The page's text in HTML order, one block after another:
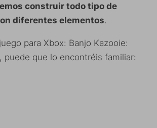
construir todo tipo de
diferentes elementos.
para Xbox: Banjo Kazooie:
puede que lo encontréis familiar: